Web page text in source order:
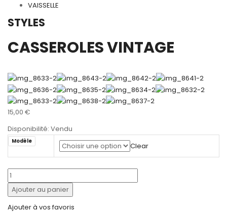
VAISSELLE
STYLES
CASSEROLES VINTAGE
15,00 €
Disponibilité: Vendu
Modèle
Clear
quantité
de
Casseroles
Vintage
Ajouter au panier
Ajouter à vos favoris